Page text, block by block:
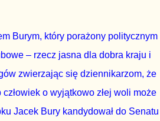
Burym, który porażony politycznym
– rzecz jasna dla dobra kraju i
zwierzając się dziennikarzom, że
o wyjątkowo złej woli może
Jacek Bury kandydował do